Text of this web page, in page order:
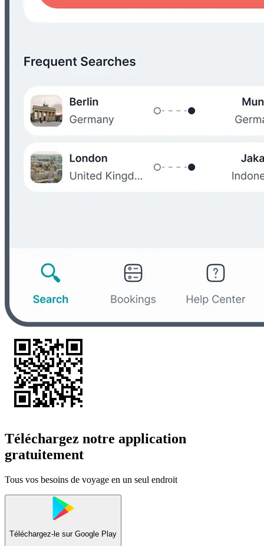
Téléchargez notre application
gratuitement
Tous vos besoins de voyage en un seul endroit
Téléchargez-le sur Google Play